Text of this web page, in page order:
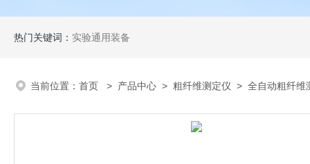
热门关键词： 实验通用装备
当前位置： 首页 > 产品中心 > 粗纤维测定仪 > 全自动粗纤维